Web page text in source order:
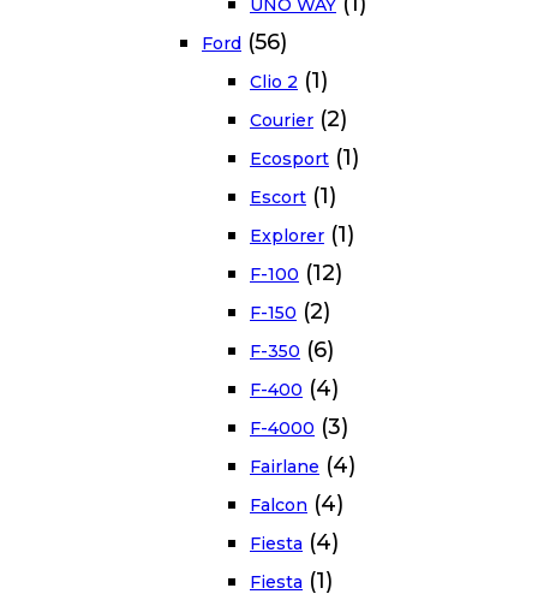
Ford (56)
Clio 2 (1)
Courier (2)
Ecosport (1)
Escort (1)
Explorer (1)
F-100 (12)
F-150 (2)
F-350 (6)
F-400 (4)
F-4000 (3)
Fairlane (4)
Falcon (4)
Fiesta (4)
Fiesta (1)